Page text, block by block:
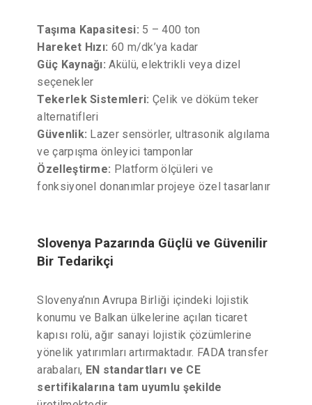
Taşıma Kapasitesi: 5 – 400 ton
Hareket Hızı: 60 m/dk’ya kadar
Güç Kaynağı: Akülü, elektrikli veya dizel
seçenekler
Tekerlek Sistemleri: Çelik ve döküm teker
alternatifleri
Güvenlik: Lazer sensörler, ultrasonik algılama
ve çarpışma önleyici tamponlar
Özelleştirme: Platform ölçüleri ve
fonksiyonel donanımlar projeye özel tasarlanır
Slovenya Pazarında Güçlü ve Güvenilir
Bir Tedarikçi
Slovenya’nın Avrupa Birliği içindeki lojistik
konumu ve Balkan ülkelerine açılan ticaret
kapısı rolü, ağır sanayi lojistik çözümlerine
yönelik yatırımları artırmaktadır. FADA transfer
arabaları, EN standartları ve CE
sertifikalarına tam uyumlu şekilde